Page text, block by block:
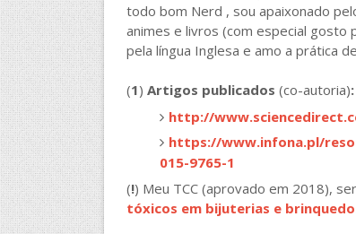
todo bom Nerd , sou apaixonado
animes e livros (com especial gosto
pela língua Inglesa e amo a prática
(1) Artigos publicados (co-autoria):
http://
https://www.infona.pl/
015-9765-1
(!) Meu TCC (aprovado em 2018),
tóxicos em bijuterias e